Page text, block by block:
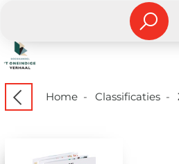
Home- Classificaties-